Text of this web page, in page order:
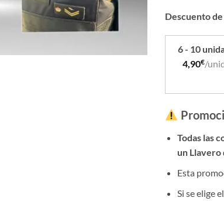
Descuento
6 - 10
4,90€/
Todas las
un Llavero
Esta
Si se elige el